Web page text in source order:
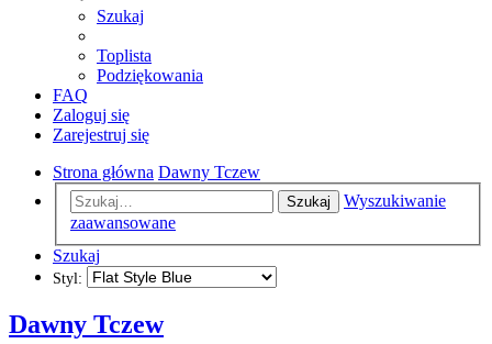
Szukaj
Toplista
Podziękowania
FAQ
Zaloguj się
Zarejestruj się
Strona główna Dawny Tczew
Szukaj
Wyszukiwanie
zaawansowane
Szukaj
Styl:
Dawny Tczew